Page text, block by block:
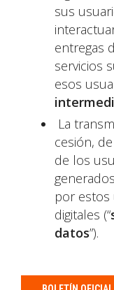
sus
entregas
servicios
esos
La
cesión,
de los
por estos
digitales (“
datos”).